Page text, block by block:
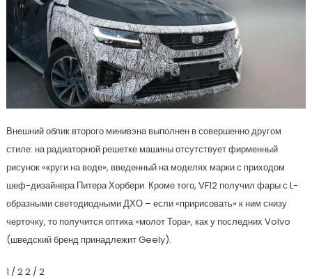
Внешний облик второго минивэна выполнен в совершенно другом
стиле: на радиаторной решетке машины отсутствует фирменный
рисунок «круги на воде», введенный на моделях марки с приходом
шеф-дизайнера Питера Хорбери. Кроме того, VF12 получил фары с L-
образными светодиодными ДХО – если «пририсовать» к ним снизу
черточку, то получится оптика «молот Тора», как у последних Volvo
(шведский бренд принадлежит Geely).
1 / 22/ 2